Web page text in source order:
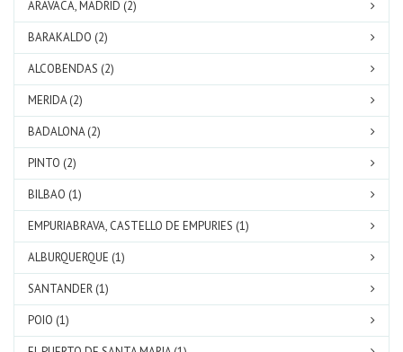
ARAVACA, MADRID (2)
BARAKALDO (2)
ALCOBENDAS (2)
MERIDA (2)
BADALONA (2)
PINTO (2)
BILBAO (1)
EMPURIABRAVA, CASTELLO DE EMPURIES (1)
ALBURQUERQUE (1)
SANTANDER (1)
POIO (1)